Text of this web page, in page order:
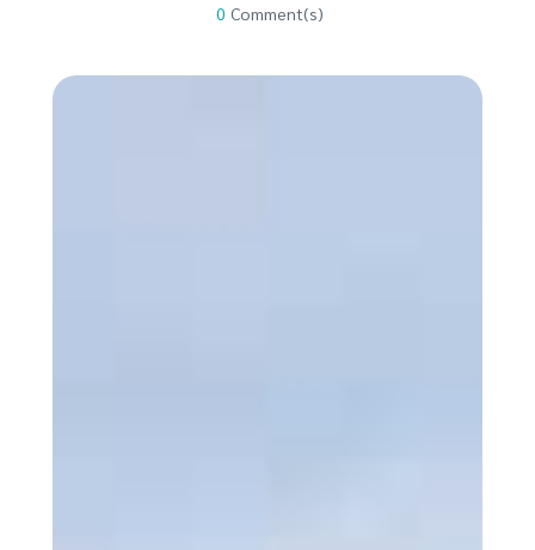
0 Comment(s)